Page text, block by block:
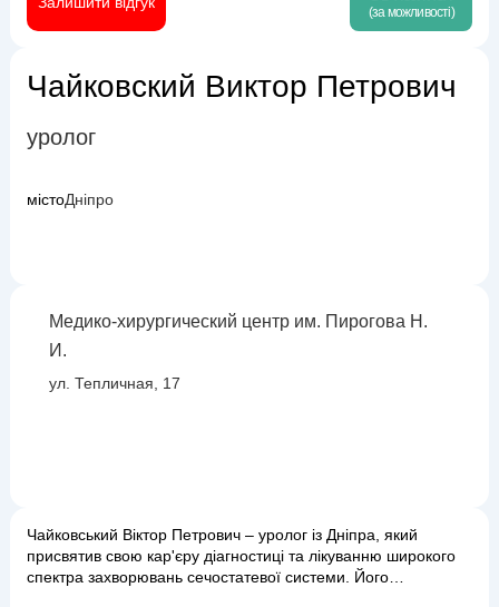
(за можливості)
Чайковский Виктор Петрович
уролог
містоДніпро
Медико-хирургический центр им. Пирогова Н.
И.
ул. Тепличная, 17
Чайковський Віктор Петрович – уролог із Дніпра, який
присвятив свою кар'єру діагностиці та лікуванню широкого
спектра захворювань сечостатевої системи. Його